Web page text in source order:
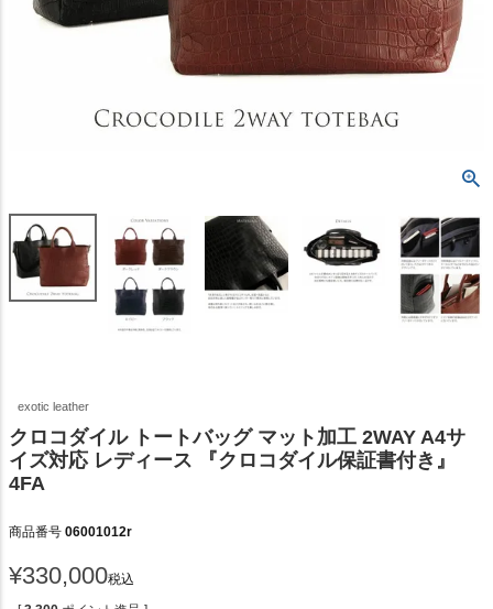
exotic leather
クロコダイル トートバッグ マット加工 2WAY A4サ
イズ対応 レディース 『クロコダイル保証書付き』
4FA
商品番号 06001012r
¥330,000税込